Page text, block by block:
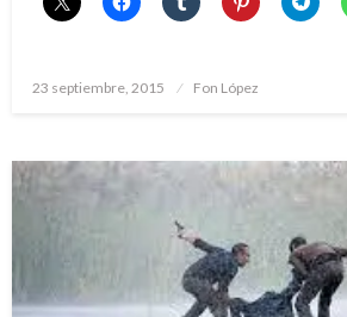
Publicado
23 septiembre, 2015 Fon López